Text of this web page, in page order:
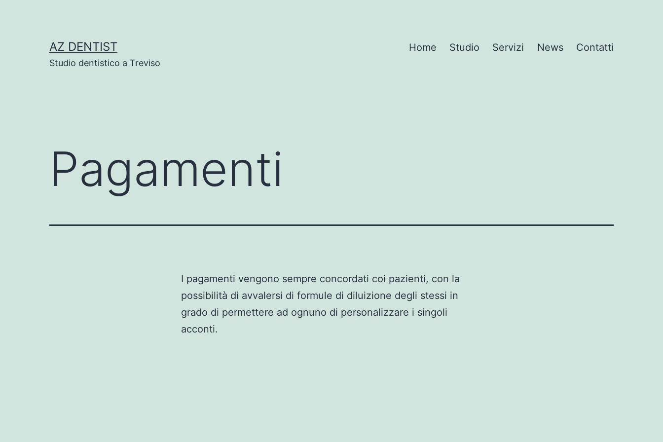
AZ DENTIST
Studio dentistico a Treviso
Home Studio Servizi News Contatti
Pagamenti
I pagamenti vengono sempre concordati coi pazienti, con la
possibilità di avvalersi di formule di diluizione degli stessi in
grado di permettere ad ognuno di personalizzare i singoli
acconti.